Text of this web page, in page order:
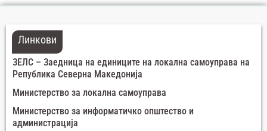
Линкови
ЗЕЛС – Заедница на единиците на локална самоуправа на
Република Северна Македонија
Министерство за локална самоуправа
Министерство за информатичко општество и
администрација